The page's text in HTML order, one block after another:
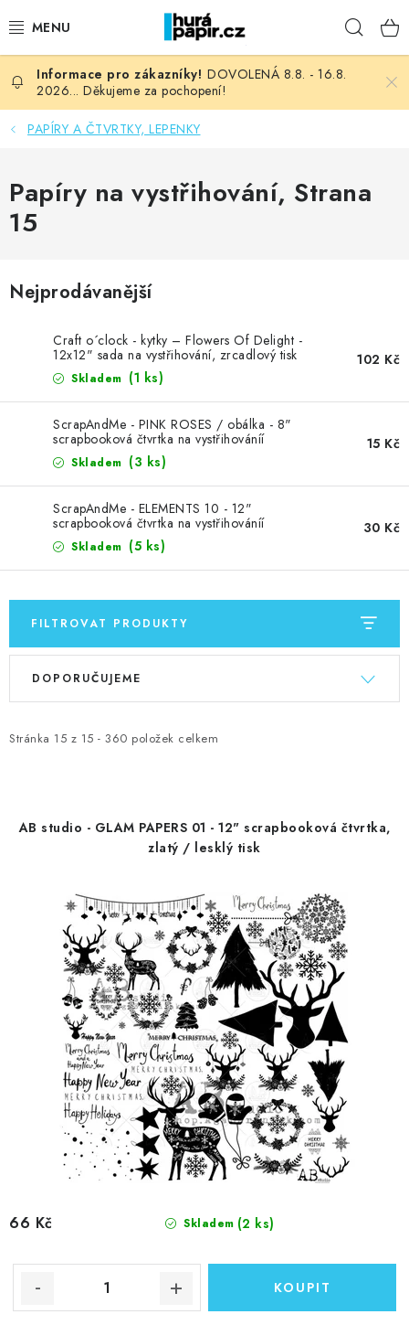
na
NOVINKY
HURÁ DÍLNA
KNIHAŘSKÝ MATERIÁL
FOTORECENZE
ZNAČKY
Doprava Kontakty Moje objednávka
Hodnocení obchodu
Obchodní podmínky
Podmínky ochrany osobních údajů
Ověřování recenzí
Jak nakupovat
DOVOLENÁ 8.8. - 16.8.
2026... Děkujeme za pochopení!
PAPÍRY A ČTVRTKY, LEPENKY
Papíry na vystřihování, Strana
15
Nejprodávanější
Craft o´clock - kytky – Flowers Of Delight -
12x12" sada na vystřihování, zrcadlový tisk
Skladem (1 ks)
102 Kč
ScrapAndMe - PINK ROSES / obálka - 8"
scrapbooková čtvrtka na vystřihováníí
Skladem (3 ks)
15 Kč
ScrapAndMe - ELEMENTS 10 - 12"
scrapbooková čtvrtka na vystřihováníí
Skladem (5 ks)
30 Kč
FILTROVAT PRODUKTY
V
i
Stránka 15 z 15 - 360 položek celkem
Ř
e
p
DOPORUČUJEME
AB studio - GLAM PAPERS 01 - 12" scrapbooková čtvrtka,
zlatý / lesklý tisk
Skladem (2 ks)
66 Kč